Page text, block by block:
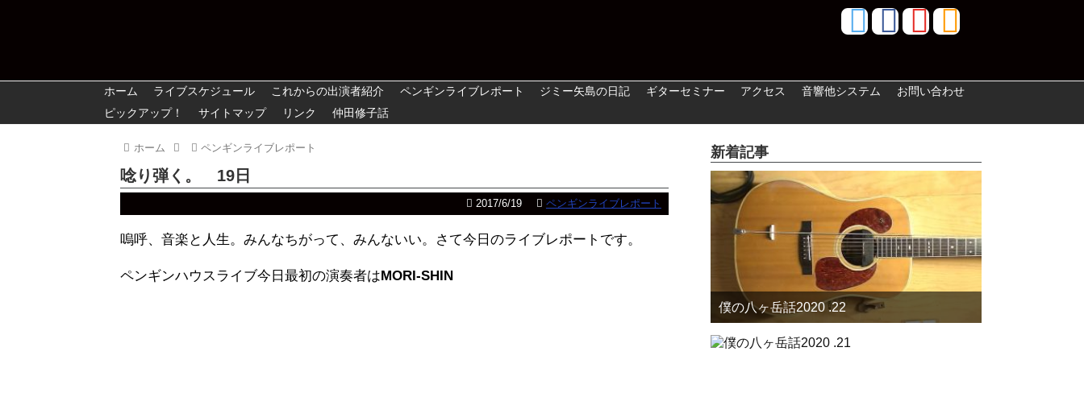
ホーム ライブスケジュール これからの出演者紹介 ペンギンライブレポート ジミー矢島の日記 ギターセミナー アクセス 音響他システム
お問い合わせ
ピックアップ！
サイトマップ リンク 仲田修子話
ホーム ペンギンライブレポート
唸り弾く。 19日
2017/6/19 ペンギンライブレポート
嗚呼、音楽と人生。みんなちがって、みんないい。さて今日のライブレポートです。
ペンギンハウスライブ今日最初の演奏者はMORI-SHIN
新着記事
僕の八ヶ岳話2020 .22